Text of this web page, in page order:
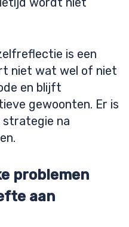
is een
niet wat wel of niet
en blijft
gewoonten. Er is
strategie na
problemen
aan